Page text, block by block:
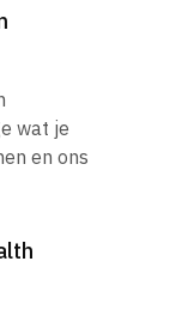
wat je
en ons